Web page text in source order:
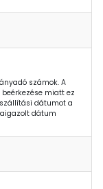
számok. A
miatt ez
dátumot a
dátum